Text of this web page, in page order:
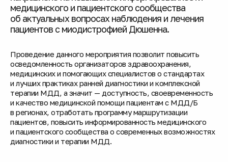
медицинского и пациентского сообщества
об актуальных вопросах наблюдения и лечения
пациентов с миодистрофией Дюшенна.
Проведение данного мероприятия позволит повысить
осведомленность организаторов здравоохранения,
медицинских и помогающих специалистов о стандартах
и лучших практиках ранней диагностики и комплексной
терапии МДД, а значит — доступность, своевременность
и качество медицинской помощи пациентам с МДД/Б
в регионах, отработать программу маршрутизации
пациентов, повысить информированность медицинского
и пациентского сообщества о современных возможностях
диагностики и терапии МДД.